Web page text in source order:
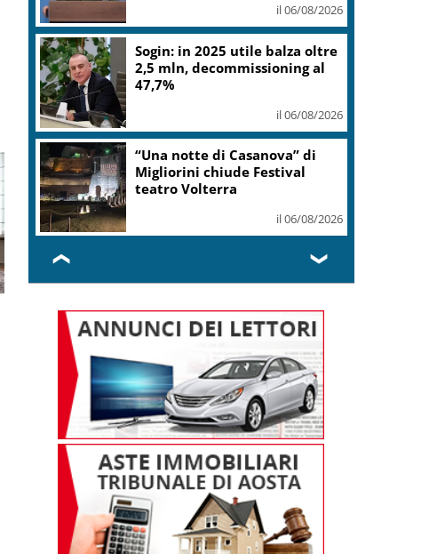
il 06/08/2026
L.elettorale, tornano
malumori su alternanza,
donne Fi chiedono quote vere
il 06/08/2026
Europei Tuffi, Pellacani è
pokerissimo: 5 ori in 5 gare
il 06/08/2026
❮ ❯